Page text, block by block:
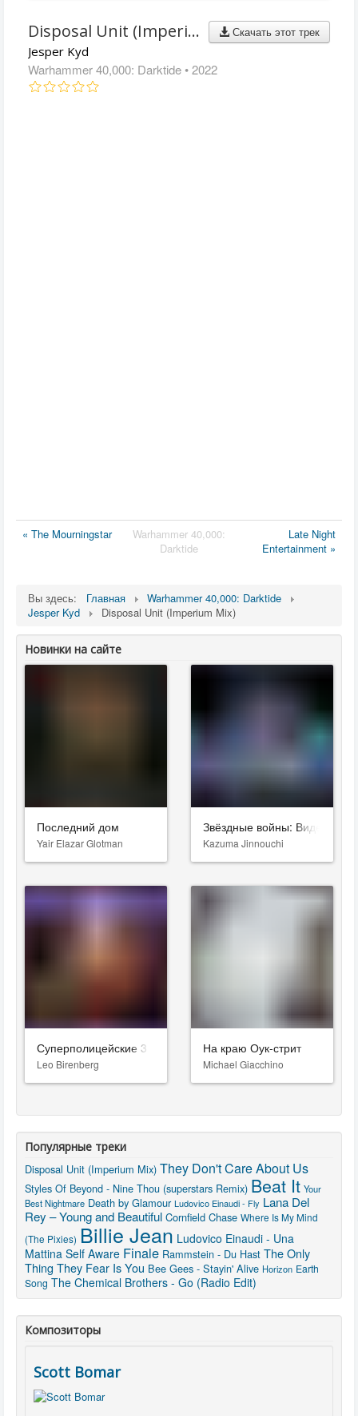
Скачать этот трек
Disposal Unit (Imperium Mix)
Jesper Kyd
Warhammer 40,000: Darktide • 2022
« The Mourningstar
Warhammer 40,000:
Darktide
Late Night
Entertainment »
Вы здесь: Главная
Warhammer 40,000: Darktide
Jesper Kyd
Disposal Unit (Imperium Mix)
Новинки на сайте
Последний дом
Yair Elazar Glotman
Звёздные войны: Видения.
Kazuma Jinnouchi
Суперполицейские 3
Leo Birenberg
На краю Оук-стрит
Michael Giacchino
Популярные треки
Disposal Unit (Imperium Mix) They Don't Care About Us
Styles Of Beyond - Nine Thou (superstars Remix) Beat It Your
Best Nightmare Death by Glamour Ludovico Einaudi - Fly Lana Del
Rey – Young and Beautiful Cornfield Chase Where Is My Mind
(The Pixies) Billie Jean Ludovico Einaudi - Una
Mattina Self Aware Finale Rammstein - Du Hast The Only
Thing They Fear Is You Bee Gees - Stayin' Alive Horizon Earth
Song The Chemical Brothers - Go (Radio Edit)
Композиторы
Scott Bomar